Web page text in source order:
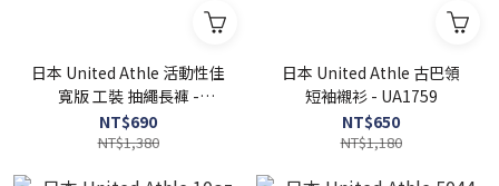
日本 United Athle 活動性佳
寬版 工裝 抽繩長褲 -
UA7475
NT$690
NT$1,380
日本 United Athle 古巴領
短袖襯衫 - UA1759
NT$650
NT$1,180